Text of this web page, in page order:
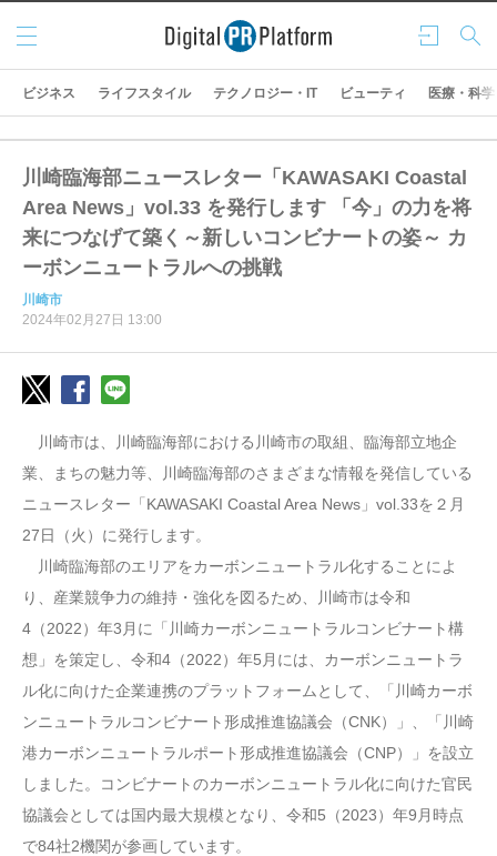
ログ
イン
検索
メニ
ュー
ビジネス ライフスタイル テクノロジー・IT ビューティ 医療・科学
川崎臨海部ニュースレター「KAWASAKI Coastal
Area News」vol.33 を発行します 「今」の力を将
来につなげて築く～新しいコンビナートの姿～ カ
ーボンニュートラルへの挑戦
川崎市
2024年02月27日 13:00
川崎市は、川崎臨海部における川崎市の取組、臨海部立地企
業、まちの魅力等、川崎臨海部のさまざまな情報を発信している
ニュースレター「KAWASAKI Coastal Area News」vol.33を２月
27日（火）に発行します。
川崎臨海部のエリアをカーボンニュートラル化することによ
り、産業競争力の維持・強化を図るため、川崎市は令和
4（2022）年3月に「川崎カーボンニュートラルコンビナート構
想」を策定し、令和4（2022）年5月には、カーボンニュートラ
ル化に向けた企業連携のプラットフォームとして、「川崎カーボ
ンニュートラルコンビナート形成推進協議会（CNK）」、「川崎
港カーボンニュートラルポート形成推進協議会（CNP）」を設立
しました。コンビナートのカーボンニュートラル化に向けた官民
協議会としては国内最大規模となり、令和5（2023）年9月時点
で84社2機関が参画しています。